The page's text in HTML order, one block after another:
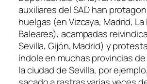
auxiliares del SAD han
huelgas (en Vizcaya, Madrid, La
Baleares), acampadas
Sevilla, Gijón, Madrid) y
índole en muchas provincias de
la ciudad de Sevilla, por